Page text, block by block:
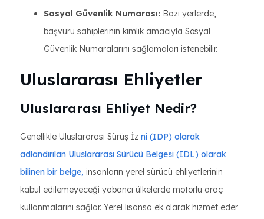
Sosyal Güvenlik Numarası: Bazı yerlerde,
başvuru sahiplerinin kimlik amacıyla Sosyal
Güvenlik Numaralarını sağlamaları istenebilir.
Uluslararası Ehliyetler
Uluslararası Ehliyet Nedir?
Genellikle Uluslararası Sürüş İz ni (IDP) olarak
adlandırılan Uluslararası Sürücü Belgesi (IDL) olarak
bilinen bir belge, insanların yerel sürücü ehliyetlerinin
kabul edilemeyeceği yabancı ülkelerde motorlu araç
kullanmalarını sağlar. Yerel lisansa ek olarak hizmet eder